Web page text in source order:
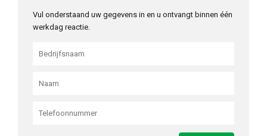
Vul onderstaand uw gegevens in en u ontvangt binnen één
werkdag reactie.